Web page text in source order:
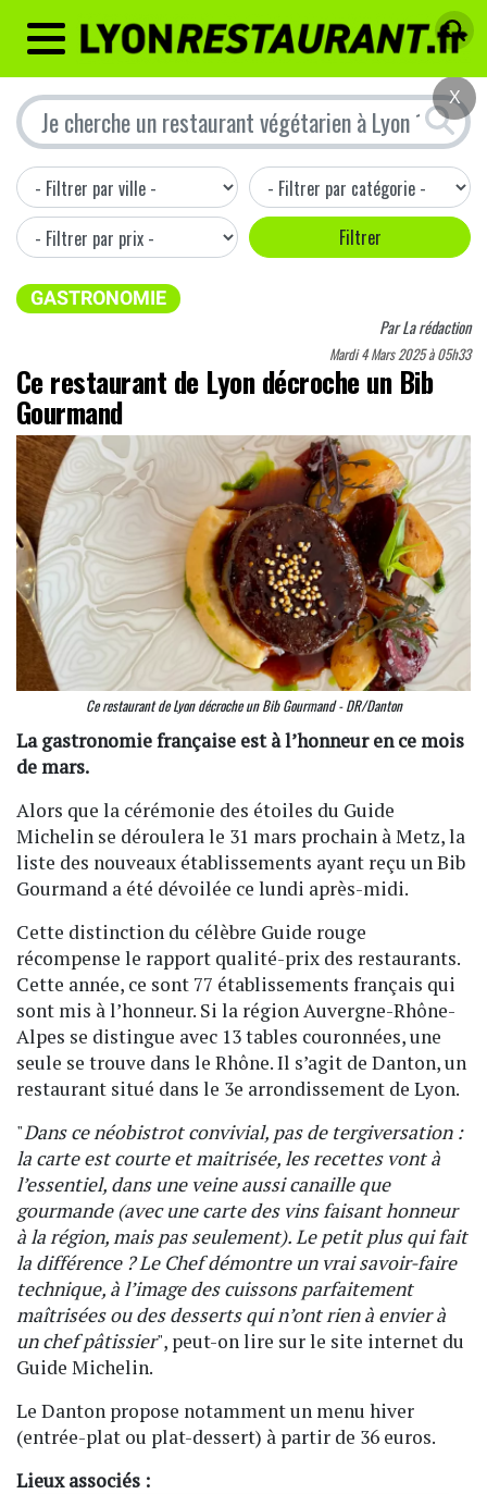
MENU
GASTRONOMIE
ParLa rédaction
Mardi 4 Mars 2025 à 05h33
Ce restaurant de Lyon décroche un Bib
Gourmand
Ce restaurant de Lyon décroche un Bib Gourmand - DR/Danton
La gastronomie française est à l’honneur en ce mois
de mars.
Alors que la cérémonie des étoiles du Guide
Michelin se déroulera le 31 mars prochain à Metz, la
liste des nouveaux établissements ayant reçu un Bib
Gourmand a été dévoilée ce lundi après-midi.
Cette distinction du célèbre Guide rouge
récompense le rapport qualité-prix des restaurants.
Cette année, ce sont 77 établissements français qui
sont mis à l’honneur. Si la région Auvergne-Rhône-
Alpes se distingue avec 13 tables couronnées, une
seule se trouve dans le Rhône. Il s’agit de Danton, un
restaurant situé dans le 3e arrondissement de Lyon.
"Dans ce néobistrot convivial, pas de tergiversation :
la carte est courte et maitrisée, les recettes vont à
l’essentiel, dans une veine aussi canaille que
gourmande (avec une carte des vins faisant honneur
à la région, mais pas seulement). Le petit plus qui fait
la différence ? Le Chef démontre un vrai savoir-faire
technique, à l’image des cuissons parfaitement
maîtrisées ou des desserts qui n’ont rien à envier à
un chef pâtissier", peut-on lire sur le site internet du
Guide Michelin.
Le Danton propose notamment un menu hiver
(entrée-plat ou plat-dessert) à partir de 36 euros.
Lieux associés :
X